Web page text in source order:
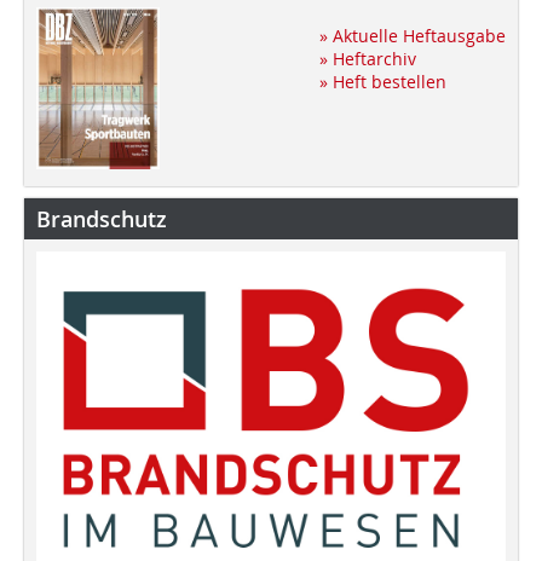
» Aktuelle Heftausgabe
» Heftarchiv
» Heft bestellen
Brandschutz